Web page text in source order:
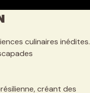
culinaires inédites.
créant des